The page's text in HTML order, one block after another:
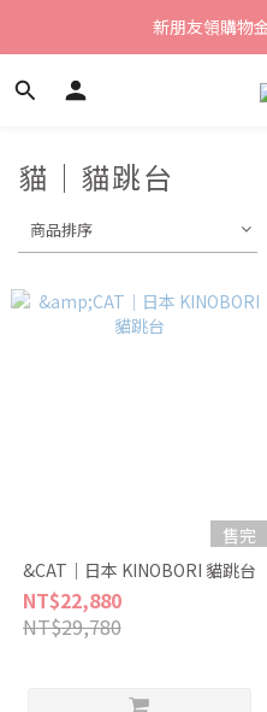
新朋友領購物
新朋友領購物
全館滿
貓｜貓跳台
商品排序
售完
&CAT｜日本 KINOBORI 貓跳台
NT$22,880
NT$29,780